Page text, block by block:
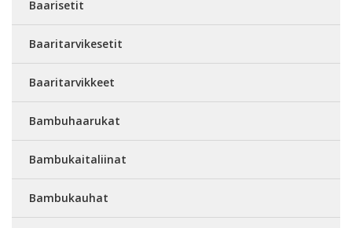
Baarisetit
Baaritarvikesetit
Baaritarvikkeet
Bambuhaarukat
Bambukaitaliinat
Bambukauhat